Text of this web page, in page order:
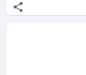
share